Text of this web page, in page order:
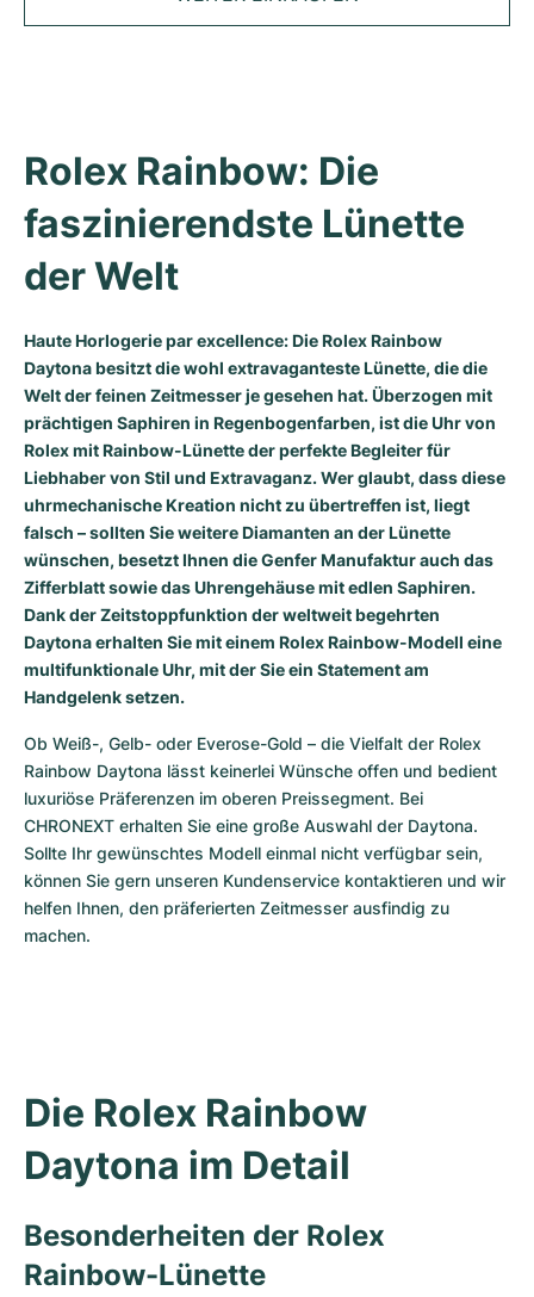
Datejust
Datejust II
Day-Date
Explorer
Explorer II
GMT-Master
Lady-Datejust
Milgauss
Oyster Perpetual
Yacht-Master
Yacht-Master II
Sea-Dweller
Sky-Dweller
Submariner
De Ville
Constellation
Speedmaster
Gebraucht
Damenuhren
Aquanaut
Grand Complications
Calatrava
Twenty 4
Gondolo
Golden Ellipse
Gebraucht
Damenuhren
Royal Oak Offshore
Jules Audemars
Millenary
Santos
Ballon Bleu
Clé
Tank
Panthère
Calibre
Drive
Ronde
Rotonde
Crash
Pasha
Tortue
Baignoire
Ballon Blanc
Navitimer
Superocean
Chronomat
Premier
Avenger
Colt
Professional
Bentley
Transocean
Cockpit
Chronospace
Super Avenger
Galactic
Top-Modelle
Black Bay
Pelagos
Gebraucht
Damenuhren
Heritage
Alle TAG Heuer Modelle
Top-Modelle
Aquaracer
Carrera
Monaco
Link
Formula 1
Grand Carrera
Gebraucht
Damenuhren
Alle IWC Modelle
Big Pilot
Pilot's Watch
Ingenieur
Portofino
Portugieser
Da Vinci
Aquatimer
Spitfire
GST
Vintage
Hublot
Top-Modelle
Big Bang
Classic Fusion
Spirit of Big Bang
King Power
Gebraucht
KATEGORIEN
Alle Luxusuhrenmarken
Vintage-Uhren
Gebrauchte Uhren
Herrenuhren
Damenuhren
Alle Armbänder
Magazin
Rolex Rainbow: Die
faszinierendste Lünette
der Welt
Haute Horlogerie par excellence: Die Rolex Rainbow
Daytona besitzt die wohl extravaganteste Lünette, die die
Welt der feinen Zeitmesser je gesehen hat. Überzogen mit
prächtigen Saphiren in Regenbogenfarben, ist die Uhr von
Rolex mit Rainbow-Lünette der perfekte Begleiter für
Liebhaber von Stil und Extravaganz. Wer glaubt, dass diese
uhrmechanische Kreation nicht zu übertreffen ist, liegt
falsch – sollten Sie weitere Diamanten an der Lünette
wünschen, besetzt Ihnen die Genfer Manufaktur auch das
Zifferblatt sowie das Uhrengehäuse mit edlen Saphiren.
Dank der Zeitstoppfunktion der weltweit begehrten
Daytona erhalten Sie mit einem Rolex Rainbow-Modell eine
multifunktionale Uhr, mit der Sie ein Statement am
Handgelenk setzen.
Ob Weiß-, Gelb- oder Everose-Gold – die Vielfalt der Rolex
Rainbow Daytona lässt keinerlei Wünsche offen und bedient
luxuriöse Präferenzen im oberen Preissegment. Bei
CHRONEXT erhalten Sie eine große Auswahl der Daytona.
Sollte Ihr gewünschtes Modell einmal nicht verfügbar sein,
können Sie gern unseren Kundenservice kontaktieren und wir
helfen Ihnen, den präferierten Zeitmesser ausfindig zu
machen.
Die Rolex Rainbow
Daytona im Detail
Besonderheiten der Rolex
Rainbow-Lünette